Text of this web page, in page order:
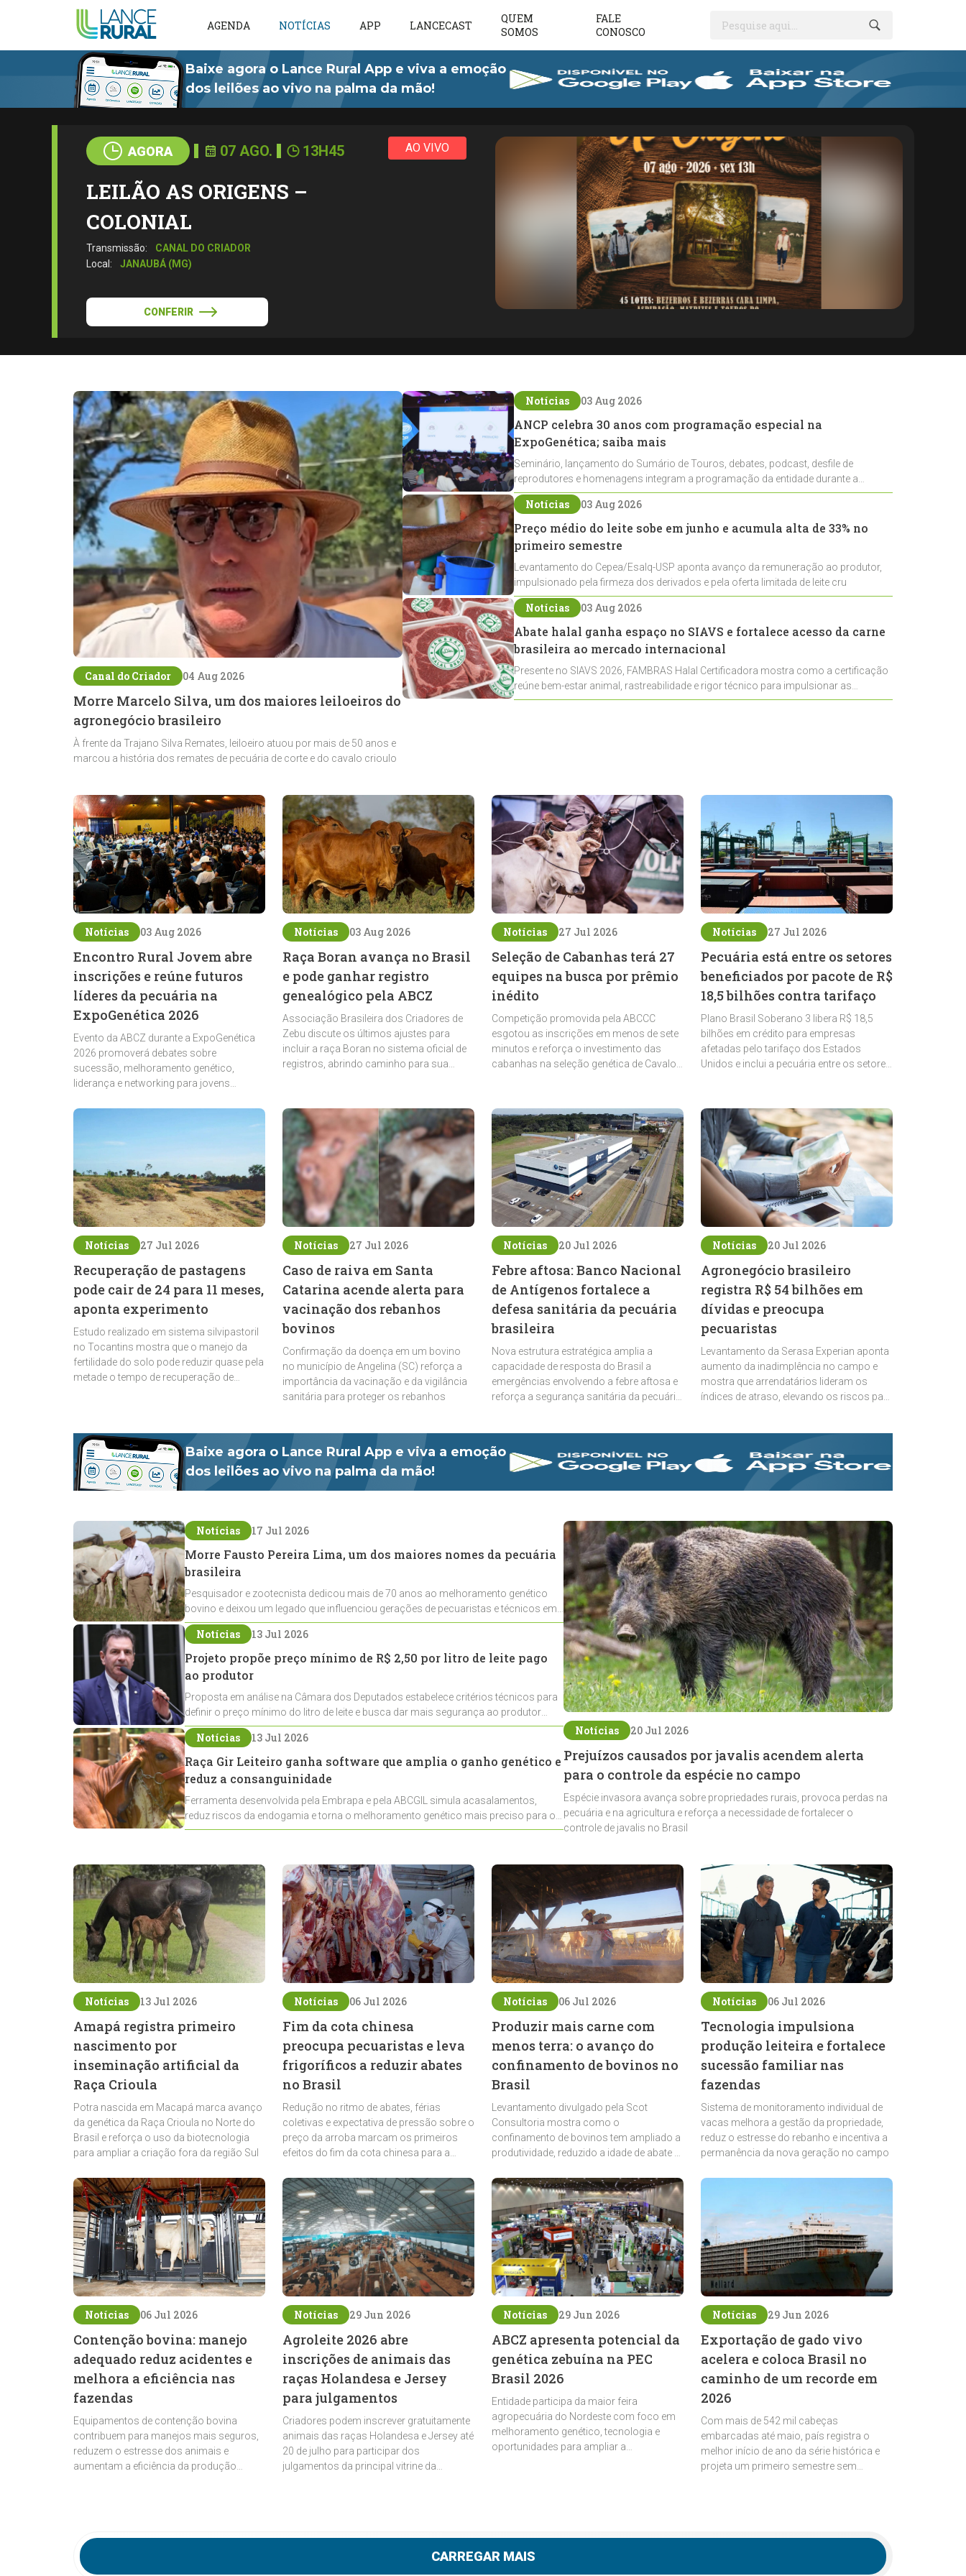
AGENDA NOTÍCIAS APP LANCECAST
QUEM
SOMOS
FALE
CONOSCO
Pesquise aqui...
Baixe agora o Lance Rural App e viva a emoção
dos leilões ao vivo na palma da mão!
AGORA 07 AGO. 13H45
LEILÃO AS ORIGENS –
COLONIAL
Transmissão:
CANAL DO CRIADOR
Local:
JANAUBÁ (MG)
CONFERIR
AO VIVO
Canal do Criador 04 Aug 2026
Morre Marcelo Silva, um dos maiores leiloeiros do
agronegócio brasileiro
À frente da Trajano Silva Remates, leiloeiro atuou por mais de 50 anos e
marcou a história dos remates de pecuária de corte e do cavalo crioulo
Notícias 03 Aug 2026
ANCP celebra 30 anos com programação especial na
ExpoGenética; saiba mais
Seminário, lançamento do Sumário de Touros, debates, podcast, desfile de
reprodutores e homenagens integram a programação da entidade durante a
ExpoGenética 2026
Notícias 03 Aug 2026
Preço médio do leite sobe em junho e acumula alta de 33% no
primeiro semestre
Levantamento do Cepea/Esalq-USP aponta avanço da remuneração ao produtor,
impulsionado pela firmeza dos derivados e pela oferta limitada de leite cru
Notícias 03 Aug 2026
Abate halal ganha espaço no SIAVS e fortalece acesso da carne
brasileira ao mercado internacional
Presente no SIAVS 2026, FAMBRAS Halal Certificadora mostra como a certificação
reúne bem-estar animal, rastreabilidade e rigor técnico para impulsionar as
exportações brasileiras
Notícias 03 Aug 2026
Encontro Rural Jovem abre
inscrições e reúne futuros
líderes da pecuária na
ExpoGenética 2026
Evento da ABCZ durante a ExpoGenética
2026 promoverá debates sobre
sucessão, melhoramento genético,
liderança e networking para jovens
Notícias 03 Aug 2026
Raça Boran avança no Brasil
e pode ganhar registro
genealógico pela ABCZ
Associação Brasileira dos Criadores de
Zebu discute os últimos ajustes para
incluir a raça Boran no sistema oficial de
registros, abrindo caminho para sua
Notícias 27 Jul 2026
Seleção de Cabanhas terá 27
equipes na busca por prêmio
inédito
Competição promovida pela ABCCC
esgotou as inscrições em menos de sete
minutos e reforça o investimento das
cabanhas na seleção genética de Cavalos
Notícias 27 Jul 2026
Pecuária está entre os setores
beneficiados por pacote de R$
18,5 bilhões contra tarifaço
Plano Brasil Soberano 3 libera R$ 18,5
bilhões em crédito para empresas
afetadas pelo tarifaço dos Estados
Unidos e inclui a pecuária entre os setores
Notícias 27 Jul 2026
Recuperação de pastagens
pode cair de 24 para 11 meses,
aponta experimento
Estudo realizado em sistema silvipastoril
no Tocantins mostra que o manejo da
fertilidade do solo pode reduzir quase pela
metade o tempo de recuperação de
Notícias 27 Jul 2026
Caso de raiva em Santa
Catarina acende alerta para
vacinação dos rebanhos
bovinos
Confirmação da doença em um bovino
no município de Angelina (SC) reforça a
importância da vacinação e da vigilância
sanitária para proteger os rebanhos
Notícias 20 Jul 2026
Febre aftosa: Banco Nacional
de Antígenos fortalece a
defesa sanitária da pecuária
brasileira
Nova estrutura estratégica amplia a
capacidade de resposta do Brasil a
emergências envolvendo a febre aftosa e
reforça a segurança sanitária da pecuária
Notícias 20 Jul 2026
Agronegócio brasileiro
registra R$ 54 bilhões em
dívidas e preocupa
pecuaristas
Levantamento da Serasa Experian aponta
aumento da inadimplência no campo e
mostra que arrendatários lideram os
índices de atraso, elevando os riscos para
Baixe agora o Lance Rural App e viva a emoção
dos leilões ao vivo na palma da mão!
Notícias 20 Jul 2026
Prejuízos causados por javalis acendem alerta
para o controle da espécie no campo
Espécie invasora avança sobre propriedades rurais, provoca perdas na
pecuária e na agricultura e reforça a necessidade de fortalecer o
controle de javalis no Brasil
Notícias 17 Jul 2026
Morre Fausto Pereira Lima, um dos maiores nomes da pecuária
brasileira
Pesquisador e zootecnista dedicou mais de 70 anos ao melhoramento genético
bovino e deixou um legado que influenciou gerações de pecuaristas e técnicos em
todo o Brasil
Notícias 13 Jul 2026
Projeto propõe preço mínimo de R$ 2,50 por litro de leite pago
ao produtor
Proposta em análise na Câmara dos Deputados estabelece critérios técnicos para
definir o preço mínimo do litro de leite e busca dar mais segurança ao produtor
rural
Notícias 13 Jul 2026
Raça Gir Leiteiro ganha software que amplia o ganho genético e
reduz a consanguinidade
Ferramenta desenvolvida pela Embrapa e pela ABCGIL simula acasalamentos,
reduz riscos da endogamia e torna o melhoramento genético mais preciso para os
criadores da raça Gir Leiteiro
Notícias 13 Jul 2026
Amapá registra primeiro
nascimento por
inseminação artificial da
Raça Crioula
Potra nascida em Macapá marca avanço
da genética da Raça Crioula no Norte do
Brasil e reforça o uso da biotecnologia
para ampliar a criação fora da região Sul
Notícias 06 Jul 2026
Fim da cota chinesa
preocupa pecuaristas e leva
frigoríficos a reduzir abates
no Brasil
Redução no ritmo de abates, férias
coletivas e expectativa de pressão sobre o
preço da arroba marcam os primeiros
efeitos do fim da cota chinesa para a
Notícias 06 Jul 2026
Produzir mais carne com
menos terra: o avanço do
confinamento de bovinos no
Brasil
Levantamento divulgado pela Scot
Consultoria mostra como o
confinamento de bovinos tem ampliado a
produtividade, reduzido a idade de abate e
e competitiva
Notícias 06 Jul 2026
Tecnologia impulsiona
produção leiteira e fortalece
sucessão familiar nas
fazendas
Sistema de monitoramento individual de
vacas melhora a gestão da propriedade,
reduz o estresse do rebanho e incentiva a
permanência da nova geração no campo
Notícias 06 Jul 2026
Contenção bovina: manejo
adequado reduz acidentes e
melhora a eficiência nas
fazendas
Equipamentos de contenção bovina
contribuem para manejos mais seguros,
reduzem o estresse dos animais e
aumentam a eficiência da produção
Notícias 29 Jun 2026
Agroleite 2026 abre
inscrições de animais das
raças Holandesa e Jersey
para julgamentos
Criadores podem inscrever gratuitamente
animais das raças Holandesa e Jersey até
20 de julho para participar dos
julgamentos da principal vitrine da
Notícias 29 Jun 2026
ABCZ apresenta potencial da
genética zebuína na PEC
Brasil 2026
Entidade participa da maior feira
agropecuária do Nordeste com foco em
melhoramento genético, tecnologia e
oportunidades para ampliar a
Notícias 29 Jun 2026
Exportação de gado vivo
acelera e coloca Brasil no
caminho de um recorde em
2026
Com mais de 542 mil cabeças
embarcadas até maio, país registra o
melhor início de ano da série histórica e
projeta um primeiro semestre sem
CARREGAR MAIS